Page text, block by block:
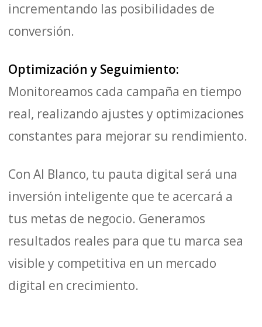
incrementando las posibilidades de
conversión.
Optimización y Seguimiento:
Monitoreamos cada campaña en tiempo
real, realizando ajustes y optimizaciones
constantes para mejorar su rendimiento.
Con Al Blanco, tu pauta digital será una
inversión inteligente que te acercará a
tus metas de negocio. Generamos
resultados reales para que tu marca sea
visible y competitiva en un mercado
digital en crecimiento.